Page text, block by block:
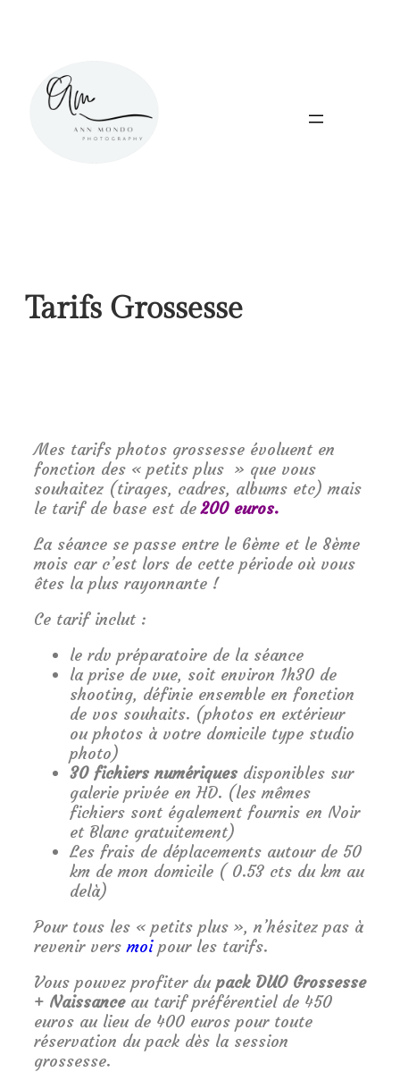
Tarifs Grossesse
Mes tarifs photos grossesse évoluent en
fonction des « petits plus » que vous
souhaitez (tirages, cadres, albums etc) mais
le tarif de base est de200 euros.
La séance se passe entre le 6ème et le 8ème
mois car c’est lors de cette période où vous
êtes la plus rayonnante !
Ce tarif inclut :
le rdv préparatoire de la séance
la prise de vue, soit environ 1h30 de
shooting, définie ensemble en fonction
de vos souhaits. (photos en extérieur
ou photos à votre domicile type studio
photo)
30 fichiers numériquesdisponibles sur
galerie privée en HD. (les mêmes
fichiers sont également fournis en Noir
et Blanc gratuitement)
Les frais de déplacements autour de 50
km de mon domicile ( 0.53 cts du km au
delà)
Pour tous les « petits plus », n’hésitez pas à
revenir versmoi pour les tarifs.
Vous pouvez profiter du pack DUO Grossesse
+ Naissanceau tarif préférentiel de 450
euros au lieu de 400 euros pour toute
réservation du pack dès la session
grossesse.